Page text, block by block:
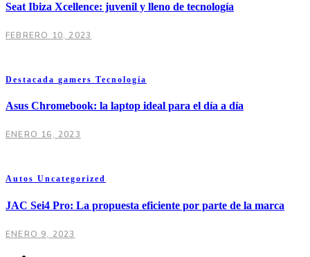
Seat Ibiza Xcellence: juvenil y lleno de tecnología
FEBRERO 10, 2023
Destacada gamers Tecnología
Asus Chromebook: la laptop ideal para el día a día
ENERO 16, 2023
Autos Uncategorized
JAC Sei4 Pro: La propuesta eficiente por parte de la marca
ENERO 9, 2023